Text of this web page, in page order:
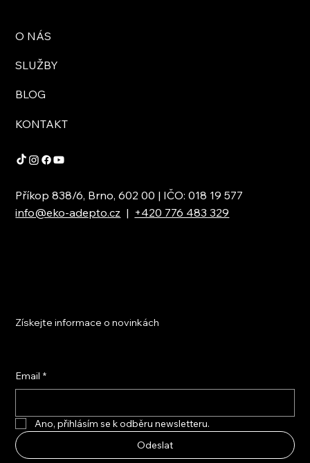
O NÁS
SLUŽBY
BLOG
KONTAKT
Příkop 838/6, Brno, 602 00 | IČO: 018 19 577
info@eko-adepto.cz | +420 776 483 329
Získejte informace o novinkách
Email *
Ano, přihlásím se k odběru newsletteru.
Odeslat